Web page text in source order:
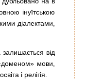
інуїтською
діалектами,
від
мови,
і релігія.